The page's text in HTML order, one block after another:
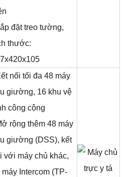
đặt treo tường,
thước:
nối tối đa 48 máy
giường, 16 khu vệ
công cộng
rộng thêm 48 máy
giường (DSS), kết
với máy chủ khác,
máy Intercom (TP-